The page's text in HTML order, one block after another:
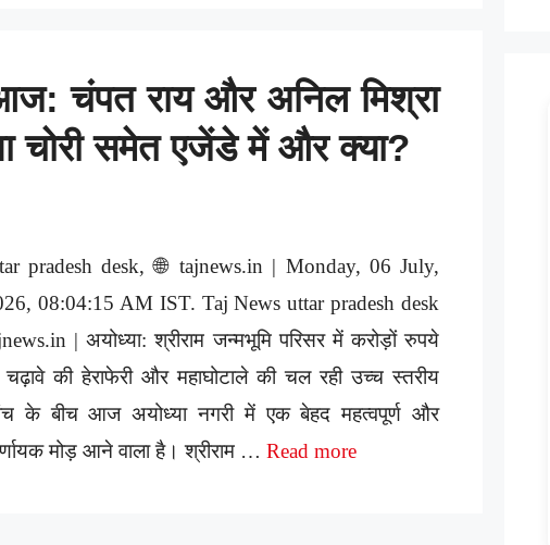
चंपत राय और अनिल मिश्रा
चोरी समेत एजेंडे में और क्या?
pradesh desk, 🌐 tajnews.in | Monday, 06 July,
08:04:15 AM IST. Taj News uttar pradesh desk
| अयोध्या: श्रीराम जन्मभूमि परिसर में करोड़ों रुपये
की हेराफेरी और महाघोटाले की चल रही उच्च स्तरीय
के बीच आज अयोध्या नगरी में एक बेहद महत्वपूर्ण और
मोड़ आने वाला है। श्रीराम … Read more